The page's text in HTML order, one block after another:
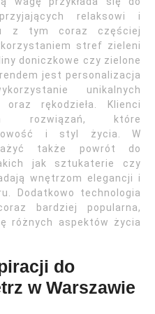
relaksowi i
z tym coraz częściej
stref zieleni
doniczkowe czy zielone
jest personalizacja
unikalnych
oraz rękodzieła. Klienci
rozwiązań, które
i styl życia. W
także powrót do
jak sztukaterie czy
wnętrzom elegancji i
Dodatkowo technologia
bardziej popularna,
różnych aspektów życia
do
w Warszawie